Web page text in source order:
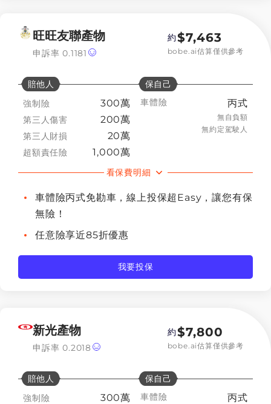
旺旺友聯產物
申訴率0.1181
約$7,463
bobe.ai估算僅供參考
賠他人
強制險
300萬
第三人傷害 200萬
第三人財損 20萬
超額責任險 1,000萬
保自己
車體險
丙式
無自負額
無約定駕駛人
看保費明細
車體險丙式免勘車，線上投保超Easy，讓您有保
無險！
任意險享近85折優惠
我要投保
新光產物
申訴率0.2018
約$7,800
bobe.ai估算僅供參考
賠他人
強制險
300萬
保自己
車體險
丙式